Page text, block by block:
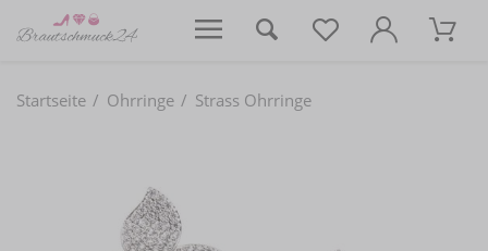
Startseite Ohrringe Strass Ohrringe